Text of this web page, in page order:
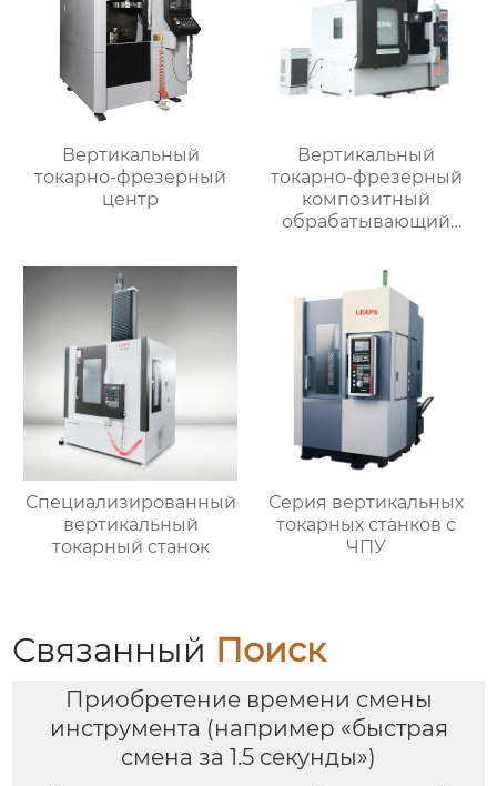
Вертикальный
токарно-фрезерный
центр
Вертикальный
токарно-фрезерный
композитный
обрабатывающий
Специализированный
вертикальный
токарный станок
Серия вертикальных
токарных станков с
ЧПУ
Связанный Поиск
Приобретение времени смены
инструмента (например «быстрая
смена за 1.5 секунды»)